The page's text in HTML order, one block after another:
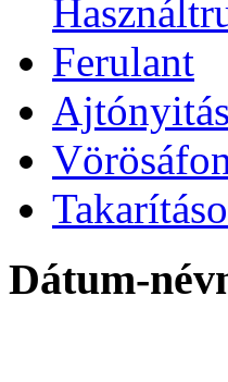
Ferulant
Ajtónyitás
Dátum-